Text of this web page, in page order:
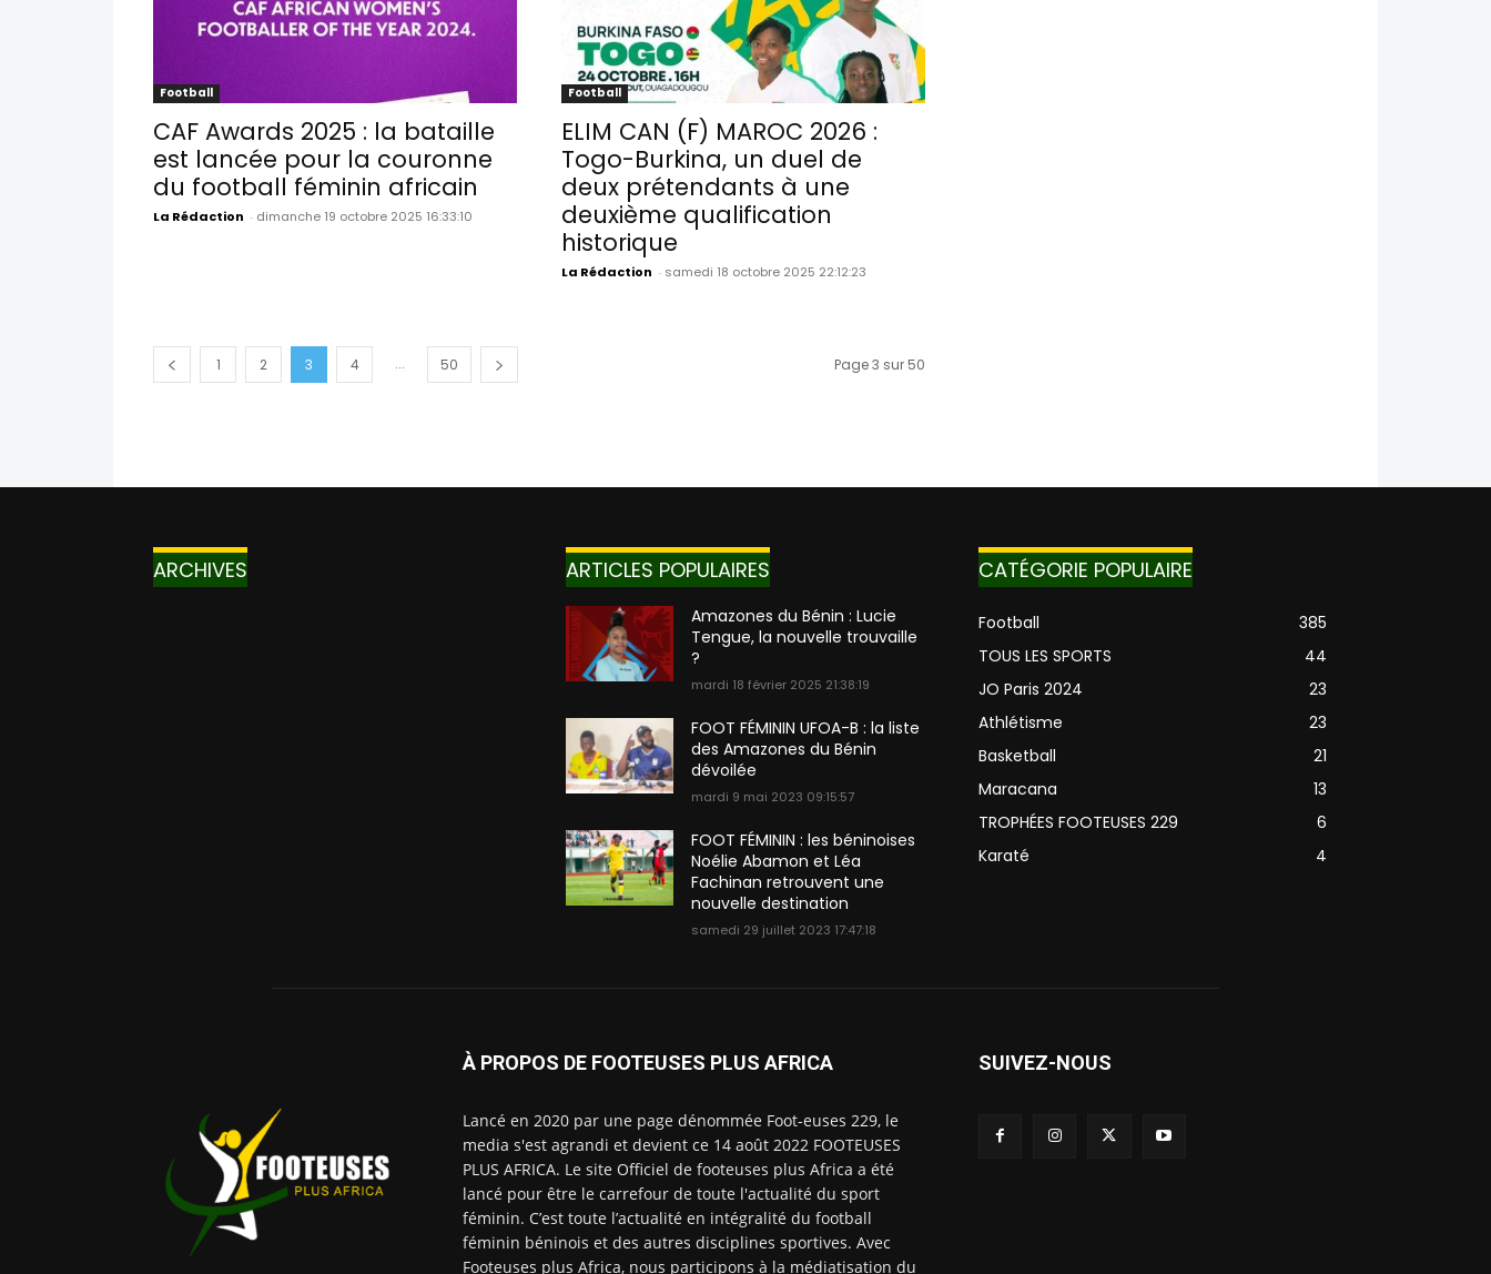
Football
CAF Awards 2025 : la bataille
est lancée pour la couronne
du football féminin africain
La Rédaction - dimanche 19 octobre 2025 16:33:10
Football
ELIM CAN (F) MAROC 2026 :
Togo-Burkina, un duel de
deux prétendants à une
deuxième qualification
historique
La Rédaction - samedi 18 octobre 2025 22:12:23
1 2 3 4 ... 50 Page 3 sur 50
ARCHIVES ARTICLES POPULAIRES
Amazones du Bénin : Lucie
Tengue, la nouvelle trouvaille
?
mardi 18 février 2025 21:38:19
FOOT FÉMININ UFOA-B : la liste
des Amazones du Bénin
dévoilée
mardi 9 mai 2023 09:15:57
FOOT FÉMININ : les béninoises
Noélie Abamon et Léa
Fachinan retrouvent une
nouvelle destination
samedi 29 juillet 2023 17:47:18
CATÉGORIE POPULAIRE
Football
385
TOUS LES SPORTS
44
JO Paris 2024
23
Athlétisme
23
Basketball
21
Maracana
13
TROPHÉES FOOTEUSES 229
6
Karaté
4
À PROPOS DE FOOTEUSES PLUS AFRICA
Lancé en 2020 par une page dénommée Foot-euses 229, le
media s'est agrandi et devient ce 14 août 2022 FOOTEUSES
PLUS AFRICA. Le site Officiel de footeuses plus Africa a été
lancé pour être le carrefour de toute l'actualité du sport
féminin. C’est toute l’actualité en intégralité du football
féminin béninois et des autres disciplines sportives. Avec
Footeuses plus Africa, nous participons à la médiatisation du
SUIVEZ-NOUS